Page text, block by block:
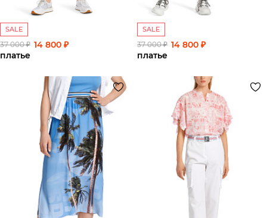
SALE
37 000 ₽ 14 800 ₽
платье
SALE
37 000 ₽ 14 800 ₽
платье